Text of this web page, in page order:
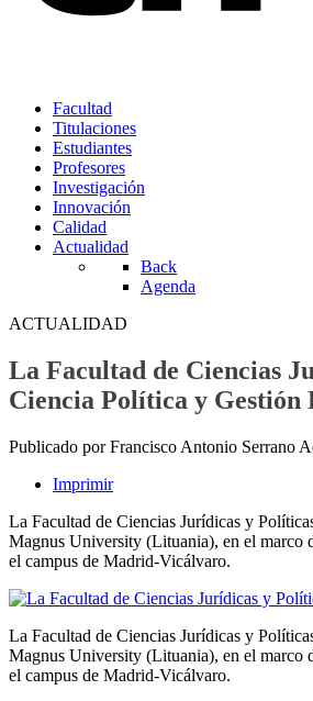
Facultad
Titulaciones
Estudiantes
Profesores
Investigación
Innovación
Calidad
Actualidad
Back
Agenda
ACTUALIDAD
La Facultad de Ciencias
Ciencia Política y Gestión
Publicado por Francisco Antonio Serrano
Imprimir
La Facultad de Ciencias Jurídicas y
Magnus University (Lituania), en el marco
el campus de Madrid‑Vicálvaro.
La Facultad de Ciencias Jurídicas y
Magnus University (Lituania), en el marco
el campus de Madrid‑Vicálvaro.